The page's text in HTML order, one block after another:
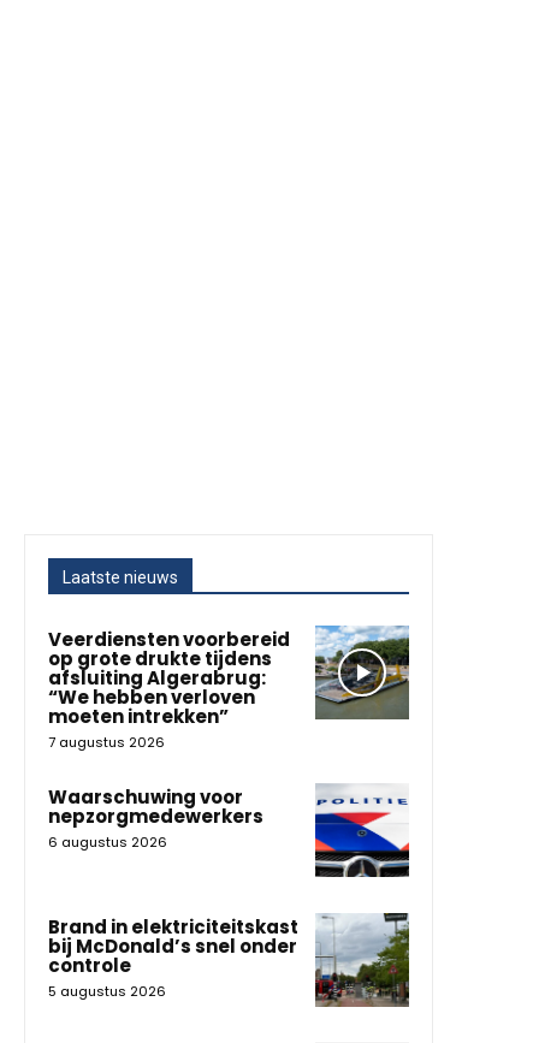
Laatste nieuws
Veerdiensten voorbereid
op grote drukte tijdens
afsluiting Algerabrug:
“We hebben verloven
moeten intrekken”
7 augustus 2026
Waarschuwing voor
nepzorgmedewerkers
6 augustus 2026
Brand in elektriciteitskast
bij McDonald’s snel onder
controle
5 augustus 2026